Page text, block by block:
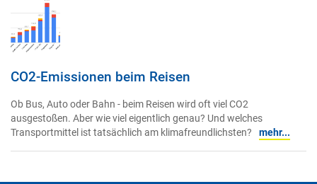
CO2-Emissionen beim Reisen
Ob Bus, Auto oder Bahn - beim Reisen wird oft viel CO2
ausgestoßen. Aber wie viel eigentlich genau? Und welches
Transportmittel ist tatsächlich am klimafreundlichsten?
mehr...